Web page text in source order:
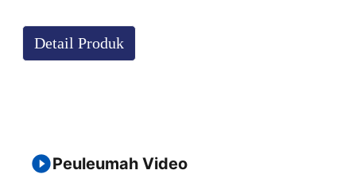
Detail Produk
Peuleumah Video